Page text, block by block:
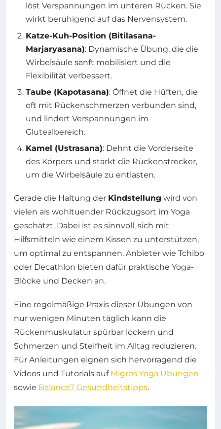
löst Verspannungen im unteren Rücken. Sie
wirkt beruhigend auf das Nervensystem.
Katze-Kuh-Position (Bitilasana-
Marjaryasana): Dynamische Übung, die die
Wirbelsäule sanft mobilisiert und die
Flexibilität verbessert.
Taube (Kapotasana): Öffnet die Hüften, die
oft mit Rückenschmerzen verbunden sind,
und lindert Verspannungen im
Glutealbereich.
Kamel (Ustrasana): Dehnt die Vorderseite
des Körpers und stärkt die Rückenstrecker,
um die Wirbelsäule zu entlasten.
Gerade die Haltung der Kindstellung wird von
vielen als wohltuender Rückzugsort im Yoga
geschätzt. Dabei ist es sinnvoll, sich mit
Hilfsmitteln wie einem Kissen zu unterstützen,
um optimal zu entspannen. Anbieter wie Tchibo
oder Decathlon bieten dafür praktische Yoga-
Blöcke und Decken an.
Eine regelmäßige Praxis dieser Übungen von
nur wenigen Minuten täglich kann die
Rückenmuskulatur spürbar lockern und
Schmerzen und Steifheit im Alltag reduzieren.
Für Anleitungen eignen sich hervorragend die
Videos und Tutorials auf Migros Yoga Übungen
sowie Balance7 Gesundheitstipps.